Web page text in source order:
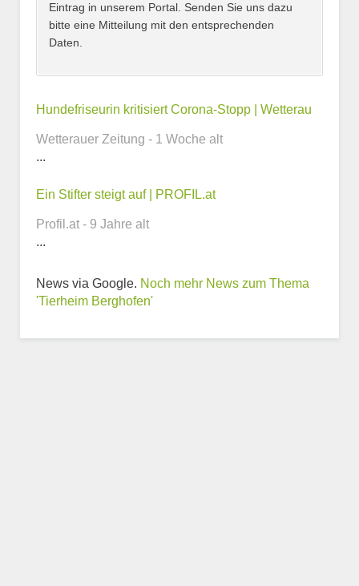
Kontaktmöglichkeiten
E-Mail-Adresse
Telefonnummer
Webseite
Eintrag in unserem Portal. Senden Sie uns dazu
bitte eine Mitteilung mit den entsprechenden
Daten.
Hundefriseurin kritisiert Corona-Stopp | Wetterau
Wetterauer Zeitung - 1 Woche alt
...
Ein Stifter steigt auf | PROFIL.at
Profil.at - 9 Jahre alt
...
News via Google. Noch mehr News zum Thema
'Tierheim Berghofen'